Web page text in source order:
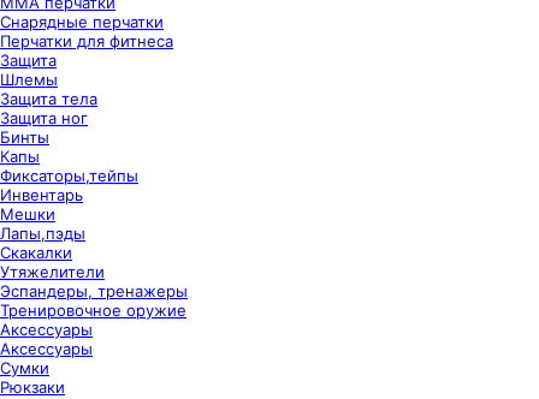
Снарядные перчатки
Перчатки для фитнеса
Защита
Шлемы
Защита тела
Защита ног
Бинты
Капы
Фиксаторы,тейпы
Инвентарь
Мешки
Лапы,пэды
Скакалки
Утяжелители
Эспандеры, тренажеры
Тренировочное оружие
Аксессуары
Аксессуары
Сумки
Рюкзаки